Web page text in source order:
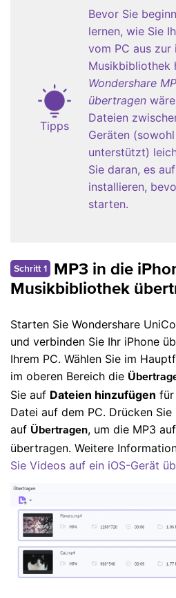
Tipps
Bevor Sie
lernen, wie Sie
vom PC aus zur
Musikbibliothek
Wondershare
übertragenwäre
Dateien
Geräten
unterstützt)
Sie daran, es
installieren,
starten.
Schritt 1
MP3 in die
Musikbibliothek
Starten Sie Wondershare
und verbinden Sie Ihr iPhone
Ihrem PC. Wählen Sie im
im oberen Bereich die
Sie auf Dateien hinzufügen für
Datei auf dem PC. Drücken
auf Übertragen, um die MP3
übertragen. Weitere
Sie Videos auf ein iOS-Gerät